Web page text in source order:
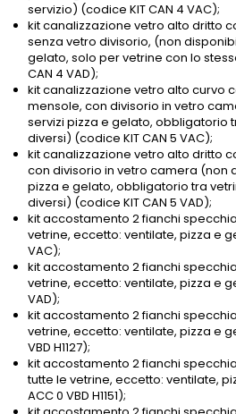
servizio) (codice KIT CAN 4 VAC);
kit canalizzazione vetro alto dritto
senza vetro divisorio, (non
gelato, solo per vetrine con lo
CAN 4 VAD);
kit canalizzazione vetro alto curvo
mensole, con divisorio in vetro
servizi pizza e gelato, obbligatorio
diversi) (codice KIT CAN 5 VAC);
kit canalizzazione vetro alto dritto
con divisorio in vetro camera (non
pizza e gelato, obbligatorio tra
diversi) (codice KIT CAN 5 VAD);
kit accostamento 2 fianchi
vetrine, eccetto: ventilate, pizza e
VAC);
kit accostamento 2 fianchi
vetrine, eccetto: ventilate, pizza e
VAD);
kit accostamento 2 fianchi
vetrine, eccetto: ventilate, pizza e
VBD H1127);
kit accostamento 2 fianchi
tutte le vetrine, eccetto: ventilate,
ACC 0 VBD H1151);